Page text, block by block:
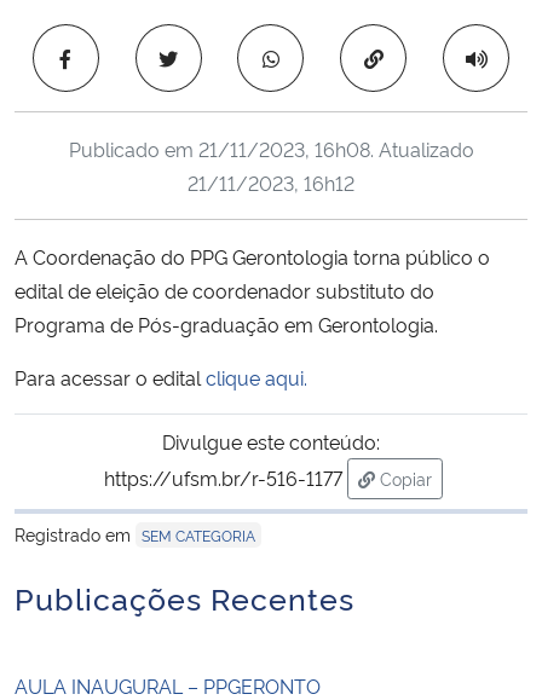
Ministério da Ciência, Tecnologia, Inovações e Comunicações
Ministério do Meio Ambiente
Ministério do Turismo
Ministério do Desenvolvimento Regional
Controladoria-Geral da União
Secretaria-Geral
Secretaria de Governo
Gabinete de Segurança Institucional
Advocacia-Geral da União
Copiar para área
Publicado em 21/11/2023, 16h08. Atualizado
21/11/2023, 16h12
A Coordenação do PPG Gerontologia torna público o
edital de eleição de coordenador substituto do
Programa de Pós-graduação em Gerontologia.
Para acessar o edital clique aqui.
Divulgue este conteúdo:
https://ufsm.br/r-516-1177
Copiar
para área de
Registrado em SEM CATEGORIA
Publicações Recentes
AULA INAUGURAL – PPGERONTO